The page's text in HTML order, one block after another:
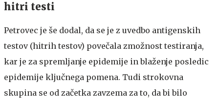
hitri testi
Petrovec je še dodal, da se je z uvedbo antigenskih
testov (hitrih testov) povečala zmožnost testiranja,
kar je za spremljanje epidemije in blaženje posledic
epidemije ključnega pomena. Tudi strokovna
skupina se od začetka zavzema za to, da bi bilo